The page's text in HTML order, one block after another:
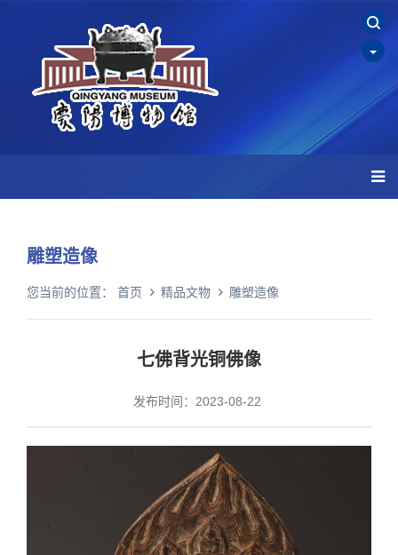
雕塑造像
您当前的位置： 首页 精品文物 雕塑造像
七佛背光铜佛像
发布时间：2023-08-22